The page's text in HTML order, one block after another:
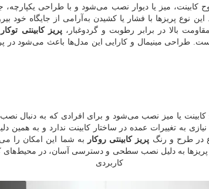
کابینت، میز یا دیوار نصب می‌شود و با طراحی
نوع پریزها با فشار یا کشیدن به‌آرامی از جایگاه خود
بالا در برابر رطوبت و گردوغبار،پریز کابینتی توکار
طراحی مینیمال و کارایی این مدل‌ها باعث می‌شود در
یا میز نصب می‌شود و برای افرادی که به دنبال نصب
به تغییرات عمده در ساختار کابینت ندارد و به همین
در طرح و رنگ پریز کابینتی روکار
به شما این امکان را
پریزها به دلیل نصب سطحی و دسترسی آسان، در محیط‌های
کاربردی